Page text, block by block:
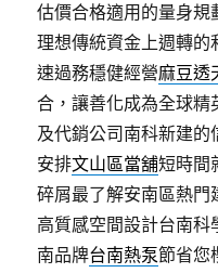
估價合格適用的量身規
理想傳統資金上週轉
速過務穩健經營麻豆透
合，讓善化成為全球精
及代銷公司南科新建
安排文山區當舖短時間
碎屑最了解安南區熱門
高質感空間設計台南
南品牌台南熱泵節省您